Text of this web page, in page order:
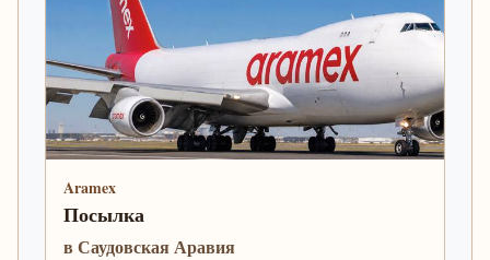
Aramex
Посылка
в Саудовская Аравия